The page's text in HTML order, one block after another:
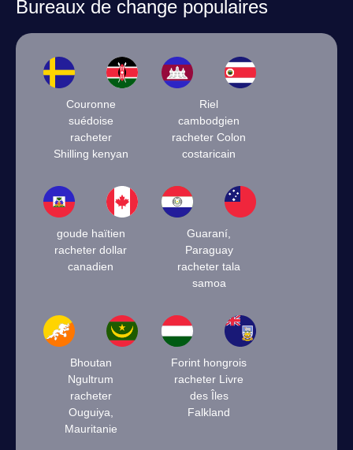
Bureaux de change populaires
Couronne
suédoise
racheter
Shilling kenyan
Riel
cambodgien
racheter Colon
costaricain
goude haïtien
racheter dollar
canadien
Guaraní,
Paraguay
racheter tala
samoa
Bhoutan
Ngultrum
racheter
Ouguiya,
Mauritanie
Forint hongrois
racheter Livre
des Îles
Falkland